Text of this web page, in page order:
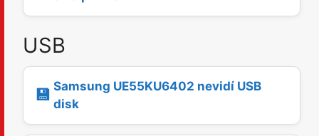
USB
💾 Samsung UE55KU6402 nevidí USB
disk